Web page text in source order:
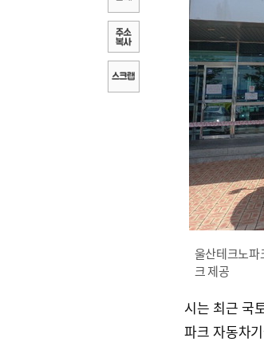
울산테크노파
크 제공
시는 최근 국
파크 자동차